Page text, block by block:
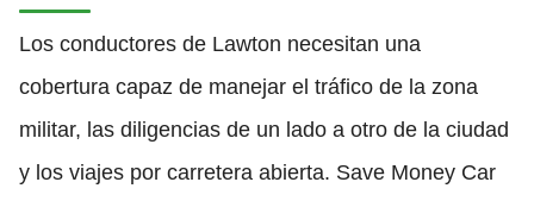
Los conductores de Lawton necesitan una
cobertura capaz de manejar el tráfico de la zona
militar, las diligencias de un lado a otro de la ciudad
y los viajes por carretera abierta. Save Money Car